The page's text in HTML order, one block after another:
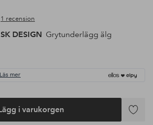
1 recension
DESIGN Grytunderlägg älg
Läs mer
i varukorgen
Lägg